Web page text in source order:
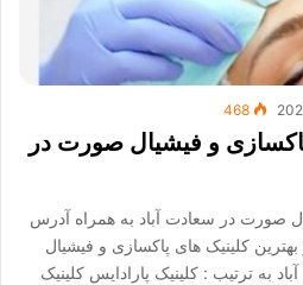
468
و فیشیال صورت در
صورت در سعادت آباد به همراه آدرس
تماس در ادامه 3 تا از بهترین کلینیک های پاکسازی و فیشیال
به ترتیب : کلینیک پارادایس کلینیک